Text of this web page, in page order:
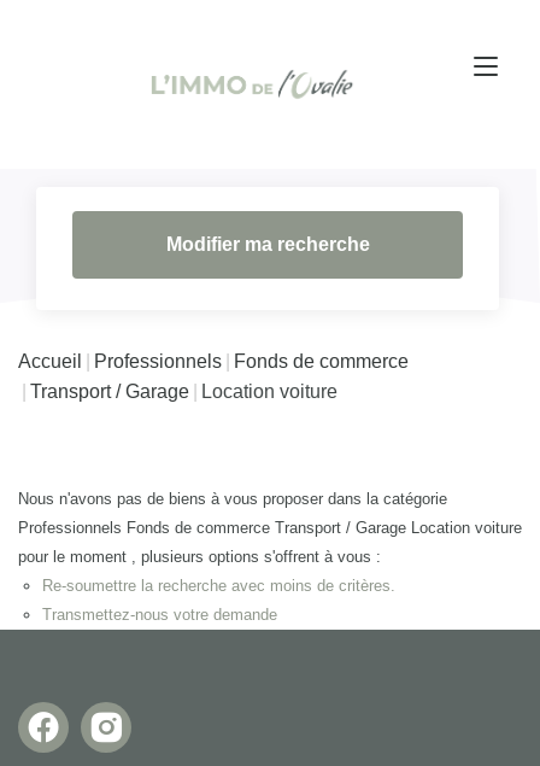
Modifier ma recherche
Accueil Professionnels
Fonds de commerce
Transport / Garage
Location voiture
Nous n'avons pas de biens à vous proposer dans la catégorie
Professionnels Fonds de commerce Transport / Garage Location voiture
pour le moment , plusieurs options s'offrent à vous :
Re-soumettre la recherche avec moins de critères.
Transmettez-nous votre demande